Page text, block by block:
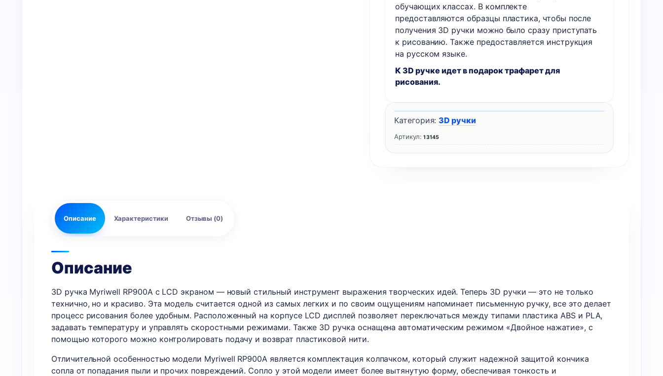
обучающих классах. В комплекте
предоставляются образцы пластика, чтобы после
получения 3D ручки можно было сразу приступать
к рисованию. Также предоставляется инструкция
на русском языке.
К 3D ручке идет в подарок трафарет для
рисования.
Артикул:13145
Категория: 3D ручки
Описание Характеристики Отзывы (0)
Описание
3D ручка Myriwell RP900A с LCD экраном — новый стильный инструмент выражения творческих идей. Теперь 3D ручки — это не только
технично, но и красиво. Эта модель считается одной из самых легких и по своим ощущениям напоминает письменную ручку, все это делает
процесс рисования более удобным. Расположенный на корпусе LCD дисплей позволяет переключаться между типами пластика ABS и PLA,
задавать температуру и управлять скоростными режимами. Также 3D ручка оснащена автоматическим режимом «Двойное нажатие», с
помощью которого можно контролировать подачу и возврат пластиковой нити.
Отличительной особенностью модели Myriwell RP900A является комплектация колпачком, который служит надежной защитой кончика
сопла от попадания пыли и прочих повреждений. Сопло у этой модели имеет более вытянутую форму, обеспечивая тонкость и